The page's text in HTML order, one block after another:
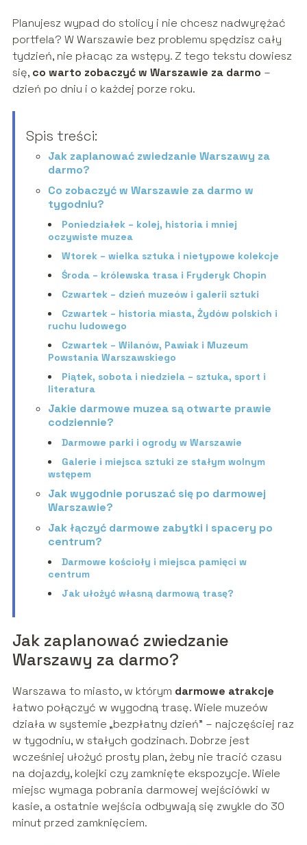
Planujesz wypad do stolicy i nie chcesz nadwyrężać
portfela? W Warszawie bez problemu spędzisz cały
tydzień, nie płacąc za wstępy. Z tego tekstu dowiesz
się, co warto zobaczyć w Warszawie za darmo –
dzień po dniu i o każdej porze roku.
Spis treści:
Jak zaplanować zwiedzanie Warszawy za
darmo?
Co zobaczyć w Warszawie za darmo w
tygodniu?
Poniedziałek – kolej, historia i mniej
oczywiste muzea
Wtorek – wielka sztuka i nietypowe kolekcje
Środa – królewska trasa i Fryderyk Chopin
Czwartek – dzień muzeów i galerii sztuki
Czwartek – historia miasta, Żydów polskich i
ruchu ludowego
Czwartek – Wilanów, Pawiak i Muzeum
Powstania Warszawskiego
Piątek, sobota i niedziela – sztuka, sport i
literatura
Jakie darmowe muzea są otwarte prawie
codziennie?
Darmowe parki i ogrody w Warszawie
Galerie i miejsca sztuki ze stałym wolnym
wstępem
Jak wygodnie poruszać się po darmowej
Warszawie?
Jak łączyć darmowe zabytki i spacery po
centrum?
Darmowe kościoły i miejsca pamięci w
centrum
Jak ułożyć własną darmową trasę?
Jak zaplanować zwiedzanie
Warszawy za darmo?
Warszawa to miasto, w którym darmowe atrakcje
łatwo połączyć w wygodną trasę. Wiele muzeów
działa w systemie „bezpłatny dzień” – najczęściej raz
w tygodniu, w stałych godzinach. Dobrze jest
wcześniej ułożyć prosty plan, żeby nie tracić czasu
na dojazdy, kolejki czy zamknięte ekspozycje. Wiele
miejsc wymaga pobrania darmowej wejściówki w
kasie, a ostatnie wejścia odbywają się zwykle do 30
minut przed zamknięciem.